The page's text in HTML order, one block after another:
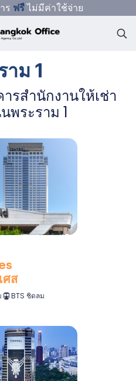
ร ฟรีไม่มีค่าใช้จ่าย
าม 1
รสำนักงานให้เช่า
พระราม 1
ศส
BTS ชิดลม